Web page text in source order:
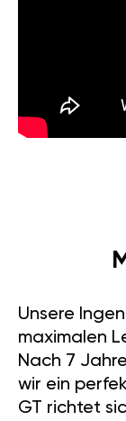
Unsere
maximalen
Nach 7
wir ein
GT richtet